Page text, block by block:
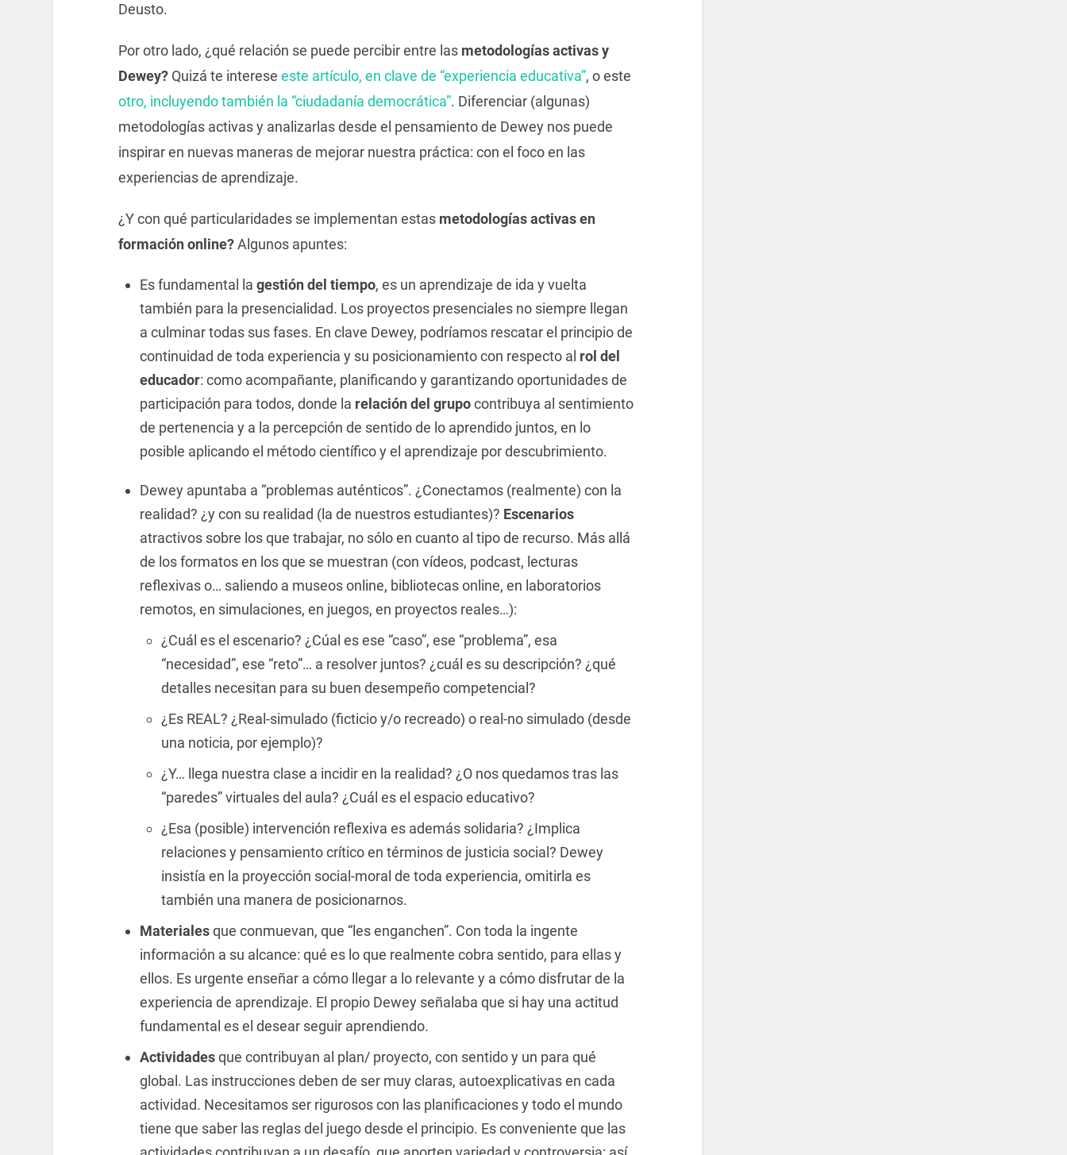
Deusto.
Por otro lado, ¿qué relación se puede percibir entre las metodologías activas y
Dewey? Quizá te interese este artículo, en clave de “experiencia educativa”, o este
otro, incluyendo también la “ciudadanía democrática”. Diferenciar (algunas)
metodologías activas y analizarlas desde el pensamiento de Dewey nos puede
inspirar en nuevas maneras de mejorar nuestra práctica: con el foco en las
experiencias de aprendizaje.
¿Y con qué particularidades se implementan estas metodologías activas en
formación online?Algunos apuntes:
Es fundamental la gestión del tiempo, es un aprendizaje de ida y vuelta
también para la presencialidad. Los proyectos presenciales no siempre llegan
a culminar todas sus fases. En clave Dewey, podríamos rescatar el principio de
continuidad de toda experiencia y su posicionamiento con respecto al rol del
educador: como acompañante, planificando y garantizando oportunidades de
participación para todos, donde la relación del grupocontribuya al sentimiento
de pertenencia y a la percepción de sentido de lo aprendido juntos, en lo
posible aplicando el método científico y el aprendizaje por descubrimiento.
Dewey apuntaba a “problemas auténticos”. ¿Conectamos (realmente) con la
realidad? ¿y con su realidad (la de nuestros estudiantes)? Escenarios
atractivos sobre los que trabajar, no sólo en cuanto al tipo de recurso. Más allá
de los formatos en los que se muestran (con vídeos, podcast, lecturas
reflexivas o… saliendo a museos online, bibliotecas online, en laboratorios
remotos, en simulaciones, en juegos, en proyectos reales…):
¿Cuál es el escenario? ¿Cúal es ese “caso”, ese “problema”, esa
“necesidad”, ese “reto”… a resolver juntos? ¿cuál es su descripción? ¿qué
detalles necesitan para su buen desempeño competencial?
¿Es REAL? ¿Real-simulado (ficticio y/o recreado) o real-no simulado (desde
una noticia, por ejemplo)?
¿Y… llega nuestra clase a incidir en la realidad? ¿O nos quedamos tras las
“paredes” virtuales del aula? ¿Cuál es el espacio educativo?
¿Esa (posible) intervención reflexiva es además solidaria? ¿Implica
relaciones y pensamiento crítico en términos de justicia social? Dewey
insistía en la proyección social-moral de toda experiencia, omitirla es
también una manera de posicionarnos.
Materialesque conmuevan, que “les enganchen”. Con toda la ingente
información a su alcance: qué es lo que realmente cobra sentido, para ellas y
ellos. Es urgente enseñar a cómo llegar a lo relevante y a cómo disfrutar de la
experiencia de aprendizaje. El propio Dewey señalaba que si hay una actitud
fundamental es el desear seguir aprendiendo.
Actividadesque contribuyan al plan/ proyecto, con sentido y un para qué
global. Las instrucciones deben de ser muy claras, autoexplicativas en cada
actividad. Necesitamos ser rigurosos con las planificaciones y todo el mundo
tiene que saber las reglas del juego desde el principio. Es conveniente que las